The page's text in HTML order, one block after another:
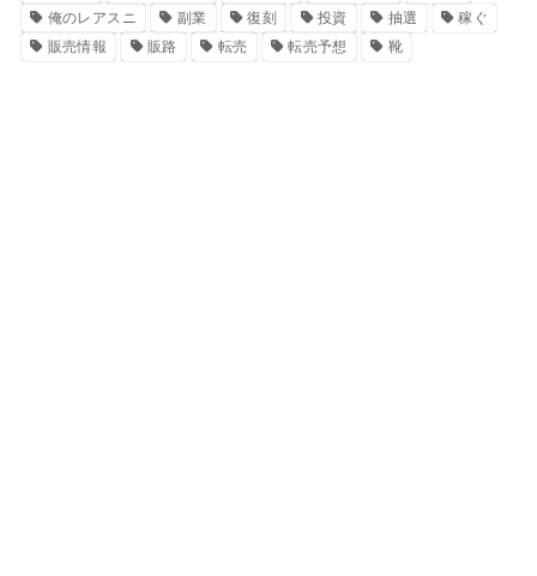
俺のレアスニ
副業 復刻 投資 抽選
稼ぐ
販売情報
販路 転売 転売予想 靴